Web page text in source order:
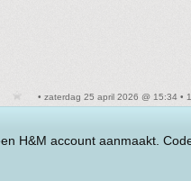
• zaterdag 25 april 2026 @ 15:34 • 1
H&M account aanmaakt.